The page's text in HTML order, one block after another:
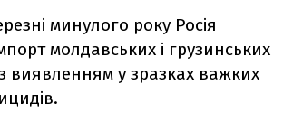
минулого року Росія
молдавських і грузинських
виявленням у зразках важких